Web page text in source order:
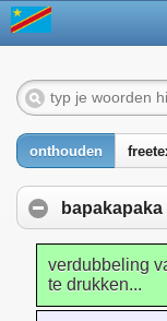
onthouden
bapakapaka
verdubbeling
te drukken...